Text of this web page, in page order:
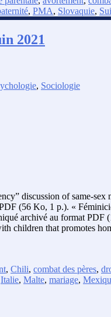
, PMA, Slovaquie,
2021
, Sociologie
discussion of same-
(56 Ko, 1 p.). «
archivé au format PDF
children that promotes
, Chili, combat des pères,
Italie, Malte, mariage,